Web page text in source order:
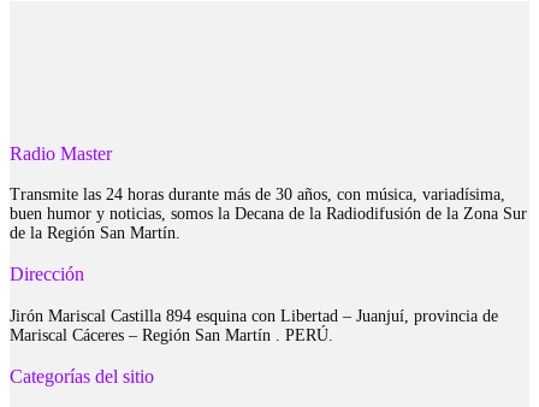
Radio Master
Transmite las 24 horas durante más de 30 años, con música, variadísima,
buen humor y noticias, somos la Decana de la Radiodifusión de la Zona Sur
de la Región San Martín.
Dirección
Jirón Mariscal Castilla 894 esquina con Libertad – Juanjuí, provincia de
Mariscal Cáceres – Región San Martín . PERÚ.
Categorías del sitio